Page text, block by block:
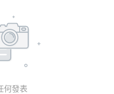
何發表